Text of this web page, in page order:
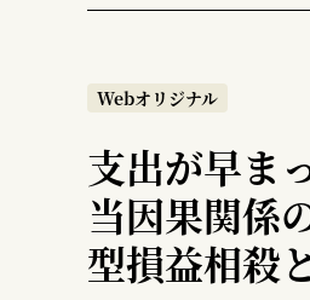
Webオリジナル
支出が早ま
当因果関係
型損益相殺